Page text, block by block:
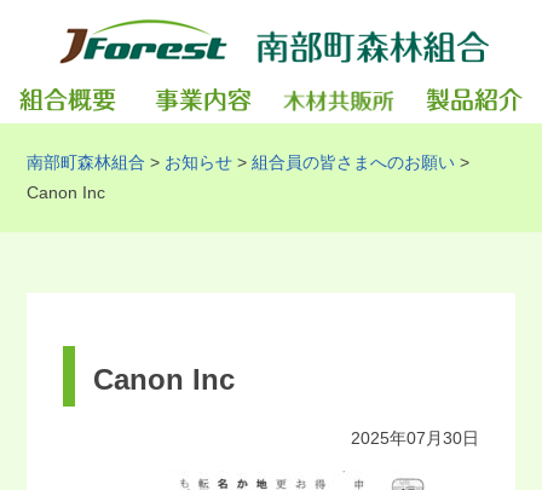
南部町森林組合 > お知らせ >組合員の皆さまへのお願い >
Canon Inc
Canon Inc
2025年07月30日